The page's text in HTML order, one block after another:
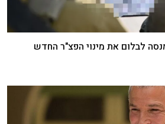
לבלום את מינוי הפצ"ר החדש